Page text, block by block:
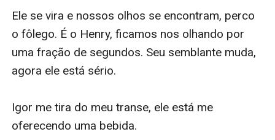
Ele se vira e nossos olhos se encontram, perco
o fôlego. É o Henry, ficamos nos olhando por
uma fração de segundos. Seu semblante muda,
agora ele está sério.
Igor me tira do meu transe, ele está me
oferecendo uma bebida.